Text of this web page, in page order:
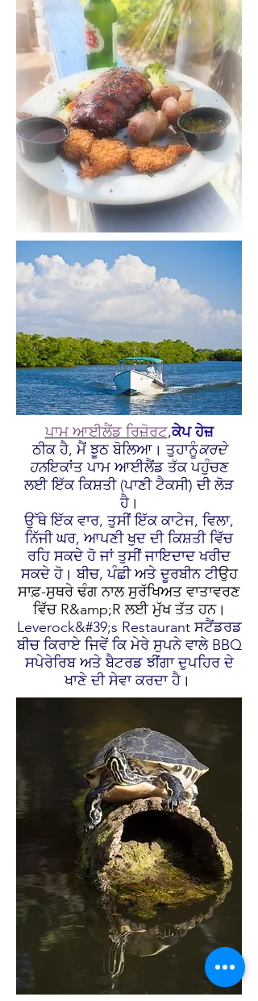
ਪਾਮ ਆਈਲੈਂਡ ਰਿਜ਼ੋਰਟ,ਕੇਪ ਹੇਜ਼
ਠੀਕ ਹੈ, ਮੈਂ ਝੂਠ ਬੋਲਿਆ। ਤੁਹਾਨੂੰਕਰਦੇ
ਹਨਇਕਾਂਤ ਪਾਮ ਆਈਲੈਂਡ ਤੱਕ ਪਹੁੰਚਣ
ਲਈ ਇੱਕ ਕਿਸ਼ਤੀ (ਪਾਣੀ ਟੈਕਸੀ) ਦੀ ਲੋੜ
ਹੈ।
ਉੱਥੇ ਇੱਕ ਵਾਰ, ਤੁਸੀਂ ਇੱਕ ਕਾਟੇਜ, ਵਿਲਾ,
ਨਿੱਜੀ ਘਰ, ਆਪਣੀ ਖੁਦ ਦੀ ਕਿਸ਼ਤੀ ਵਿੱਚ
ਰਹਿ ਸਕਦੇ ਹੋ ਜਾਂ ਤੁਸੀਂ ਜਾਇਦਾਦ ਖਰੀਦ
ਸਕਦੇ ਹੋ। ਬੀਚ, ਪੰਛੀ ਅਤੇ ਦੂਰਬੀਨ ਟੀਉਹ
ਸਾਫ਼-ਸੁਥਰੇ ਢੰਗ ਨਾਲ ਸੁਰੱਖਿਅਤ ਵਾਤਾਵਰਣ
ਵਿੱਚ R&amp;R ਲਈ ਮੁੱਖ ਤੱਤ ਹਨ।
Leverock&#39;s Restaurant ਸਟੈਂਡਰਡ
ਬੀਚ ਕਿਰਾਏ ਜਿਵੇਂ ਕਿ ਮੇਰੇ ਸੁਪਨੇ ਵਾਲੇ BBQ
ਸਪੇਰੇਰਿਬ ਅਤੇ ਬੈਟਰਡ ਝੀਂਗਾ ਦੁਪਹਿਰ ਦੇ
ਖਾਣੇ ਦੀ ਸੇਵਾ ਕਰਦਾ ਹੈ।